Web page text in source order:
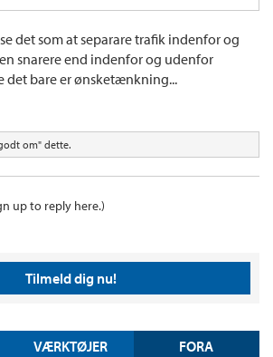
det som at separare trafik indenfor og
snarere end indenfor og udenfor
det bare er ønsketænkning...
om" dette.
up to reply here.)
Tilmeld dig nu!
VÆRKTØJER FORA